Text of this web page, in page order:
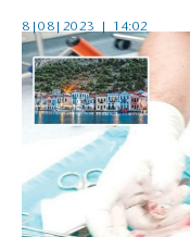
8|08|2023 | 14:02